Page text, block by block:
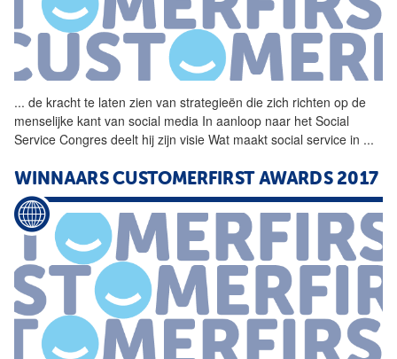
... de kracht te laten zien van strategieën die zich richten op de
menselijke kant van social media In aanloop naar het Social
Service Congres deelt hij zijn visie Wat maakt social service in ...
WINNAARS CUSTOMERFIRST AWARDS 2017